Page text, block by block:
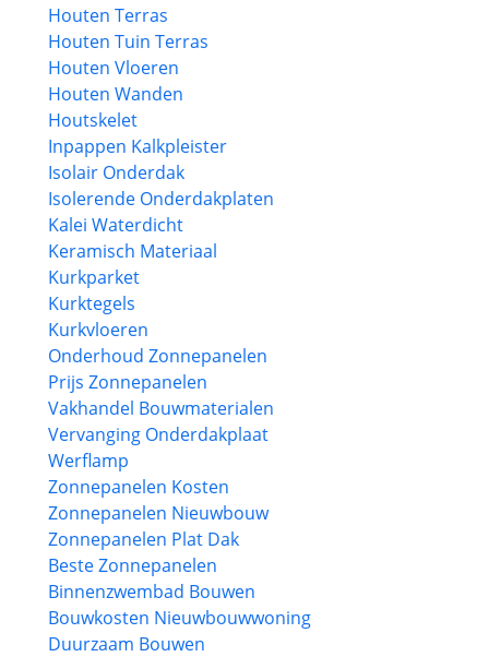
Houten Terras
Houten Tuin Terras
Houten Vloeren
Houten Wanden
Houtskelet
Inpappen Kalkpleister
Isolair Onderdak
Isolerende Onderdakplaten
Kalei Waterdicht
Keramisch Materiaal
Kurkparket
Kurktegels
Kurkvloeren
Onderhoud Zonnepanelen
Prijs Zonnepanelen
Vakhandel Bouwmaterialen
Vervanging Onderdakplaat
Werflamp
Zonnepanelen Kosten
Zonnepanelen Nieuwbouw
Zonnepanelen Plat Dak
Beste Zonnepanelen
Binnenzwembad Bouwen
Bouwkosten Nieuwbouwwoning
Duurzaam Bouwen